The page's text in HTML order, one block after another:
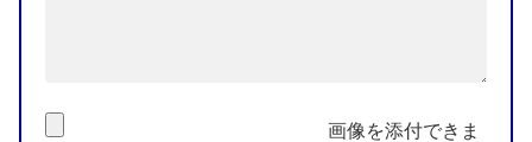
画像を添付できま